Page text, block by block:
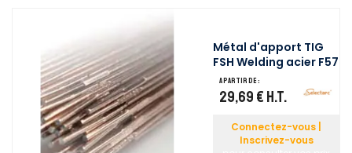
Métal d'apport TIG
FSH Welding acier F57
A partir de :
29,69 € H.T.
Connectez-vous |
Inscrivez-vous